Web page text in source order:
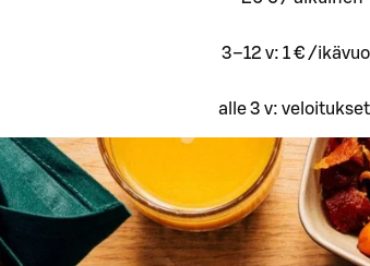
3–12 v: 1 € /
alle 3 v: